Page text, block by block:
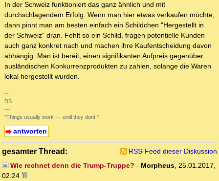
In der Schweiz funktioniert das ganz ähnlich und mit
durchschlagendem Erfolg: Wenn man hier etwas verkaufen möchte,
dann pinnt man am besten einfach ein Schildchen "Hergestellt in
der Schweiz" dran. Fehlt so ein Schild, fragen potentielle Kunden
auch ganz konkret nach und machen ihre Kaufentscheidung davon
abhängig. Man ist bereit, einen signifikanten Aufpreis gegenüber
ausländischen Konkurrenzprodukten zu zahlen, solange die Waren
lokal hergestellt wurden.
--
DS
---
"Things usually work --- until they dont."
antworten
gesamter Thread:
RSS-Feed dieser Diskussion
Wie rechnet denn die Trump-Truppe? - Morpheus, 25.01.2017,
02:24